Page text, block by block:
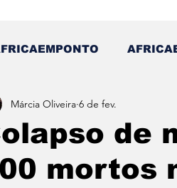
do Tempo - (Blog)
de
mortos
Márcia Oliveira 6 de fev.